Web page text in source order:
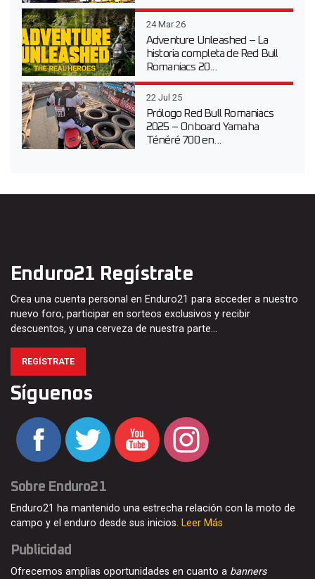
24 Mar 26
Adventure Unleashed – La
historia completa de Red Bull
Romaniacs 20...
22 Jul 25
Prólogo Red Bull Romaniacs
2025 – Onboard Yamaha
Ténéré 700 en...
Enduro21 Regístrate
Crea una cuenta personal en Enduro21 para acceder a nuestro
nuevo foro, participar en sorteos exclusivos y recibir
descuentos, y una cerveza de nuestra parte…
REGÍSTRATE
Síguenos
Sobre Enduro21
Enduro21 ha mantenido una estrecha relación con la moto de
campo y el enduro desde sus inicios. Leer Más
Publicidad
Ofrecemos amplias oportunidades en cuanto a banners